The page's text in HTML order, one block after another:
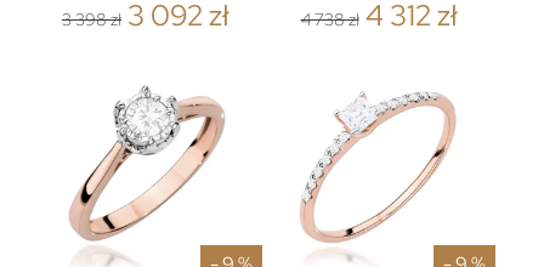
3 398 zł 3 092 zł
4 738 zł 4 312 zł